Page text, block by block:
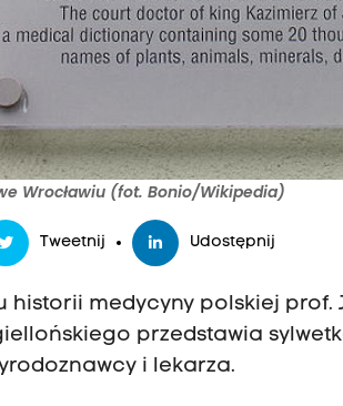
Wrocławiu (fot. Bonio/Wikipedia)
Tweetnij Udostępnij
historii medycyny polskiej prof.
przedstawia
i lekarza.